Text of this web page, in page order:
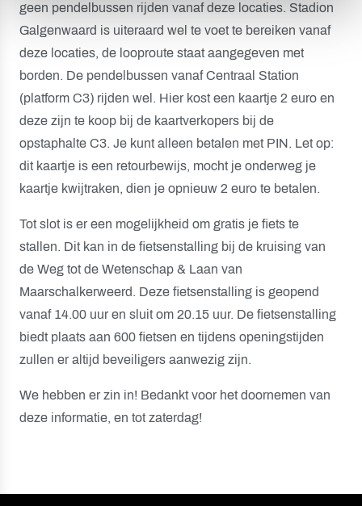
geen pendelbussen rijden vanaf deze locaties. Stadion
Galgenwaard is uiteraard wel te voet te bereiken vanaf
deze locaties, de looproute staat aangegeven met
borden. De pendelbussen vanaf Centraal Station
(platform C3) rijden wel. Hier kost een kaartje 2 euro en
deze zijn te koop bij de kaartverkopers bij de
opstaphalte C3. Je kunt alleen betalen met PIN. Let op:
dit kaartje is een retourbewijs, mocht je onderweg je
kaartje kwijtraken, dien je opnieuw 2 euro te betalen.
Tot slot is er een mogelijkheid om gratis je fiets te
stallen. Dit kan in de fietsenstalling bij de kruising van
de Weg tot de Wetenschap & Laan van
Maarschalkerweerd. Deze fietsenstalling is geopend
vanaf 14.00 uur en sluit om 20.15 uur. De fietsenstalling
biedt plaats aan 600 fietsen en tijdens openingstijden
zullen er altijd beveiligers aanwezig zijn.
We hebben er zin in! Bedankt voor het doornemen van
deze informatie, en tot zaterdag!